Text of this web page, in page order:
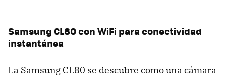
Samsung CL80 con WiFi para conectividad
instantánea
La Samsung CL80 se descubre como una cámara